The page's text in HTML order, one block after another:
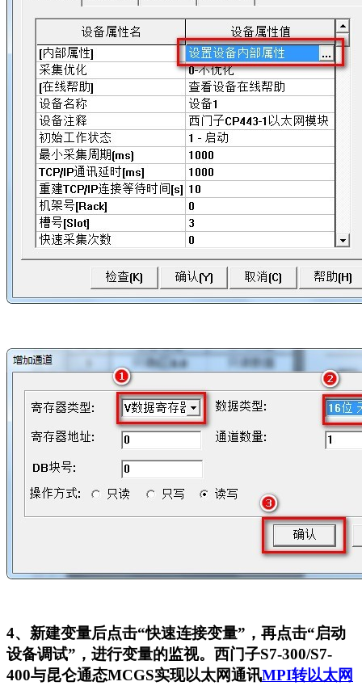
4、新建变量后点击“快速连接变量”，再点击“启动
设备调试”，进行变量的监视。西门子S7-300/S7-
400与昆仑通态MCGS实现以太网通讯MPI转以太网